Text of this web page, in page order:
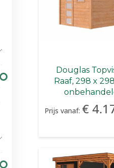
Douglas
Raaf, 298 x
Prijs vanaf: €